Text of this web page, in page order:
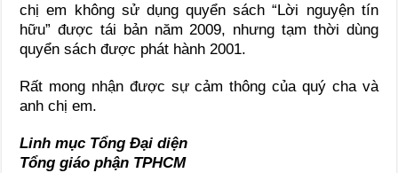
chị em không sử dụng quyển sách “Lời nguyện tín
hữu” được tái bản năm 2009, nhưng tạm thời dùng
quyển sách được phát hành 2001.
Rất mong nhận được sự cảm thông của quý cha và
anh chị em.
Linh mục Tổng Đại diện
Tổng giáo phận TPHCM